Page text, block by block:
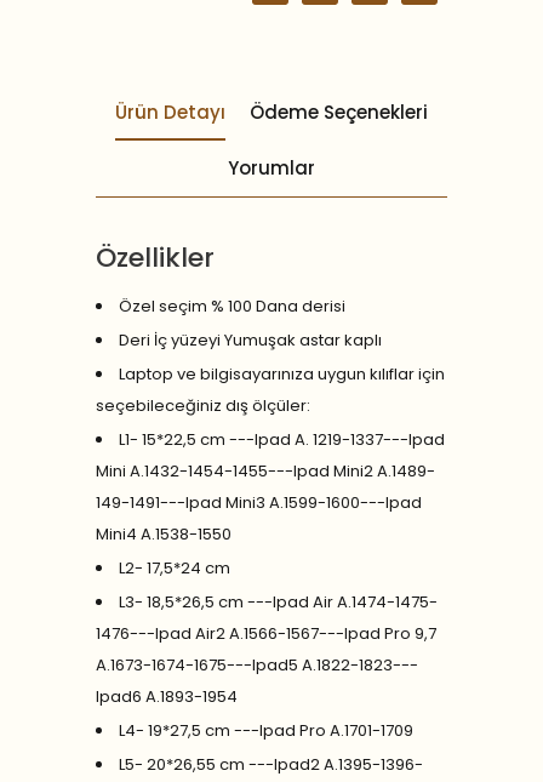
Ürün Detayı Ödeme Seçenekleri
Yorumlar
Özellikler
Özel seçim % 100 Dana derisi
Deri İç yüzeyi Yumuşak astar kaplı
Laptop ve bilgisayarınıza uygun kılıflar için
seçebileceğiniz dış ölçüler:
L1- 15*22,5 cm ---Ipad A. 1219-1337---Ipad
Mini A.1432-1454-1455---Ipad Mini2 A.1489-
149-1491---Ipad Mini3 A.1599-1600---Ipad
Mini4 A.1538-1550
L2- 17,5*24 cm
L3- 18,5*26,5 cm ---Ipad Air A.1474-1475-
1476---Ipad Air2 A.1566-1567---Ipad Pro 9,7
A.1673-1674-1675---Ipad5 A.1822-1823---
Ipad6 A.1893-1954
L4- 19*27,5 cm ---Ipad Pro A.1701-1709
L5- 20*26,55 cm ---Ipad2 A.1395-1396-